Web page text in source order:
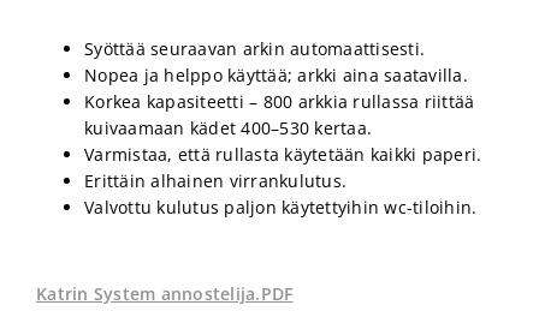
Syöttää seuraavan arkin automaattisesti.
Nopea ja helppo käyttää; arkki aina saatavilla.
Korkea kapasiteetti – 800 arkkia rullassa riittää
kuivaamaan kädet 400–530 kertaa.
Varmistaa, että rullasta käytetään kaikki paperi.
Erittäin alhainen virrankulutus.
Valvottu kulutus paljon käytettyihin wc-tiloihin.
Katrin System annostelija.PDF